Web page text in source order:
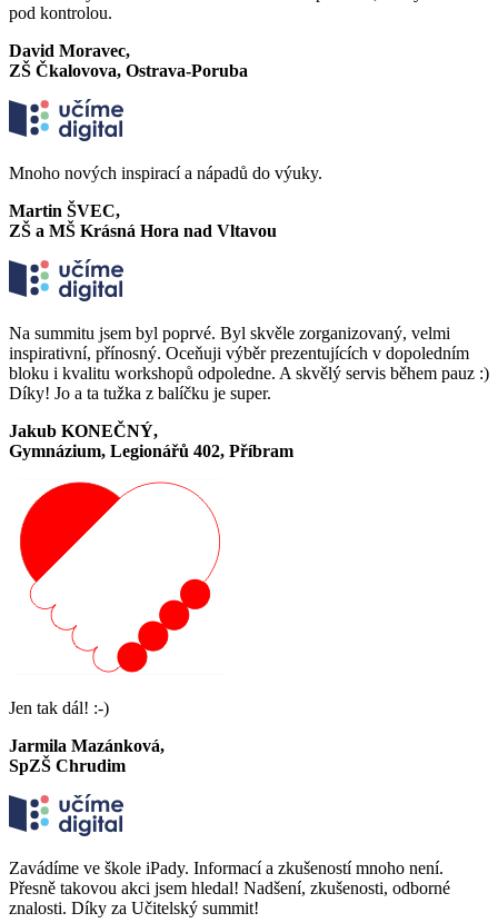
pod kontrolou.
David Moravec,
ZŠ Čkalovova, Ostrava-Poruba
Mnoho nových inspirací a nápadů do výuky.
Martin ŠVEC,
ZŠ a MŠ Krásná Hora nad Vltavou
Na summitu jsem byl poprvé. Byl skvěle zorganizovaný, velmi
inspirativní, přínosný. Oceňuji výběr prezentujících v dopoledním
bloku i kvalitu workshopů odpoledne. A skvělý servis během pauz :)
Díky! Jo a ta tužka z balíčku je super.
Jakub KONEČNÝ,
Gymnázium, Legionářů 402, Příbram
Jen tak dál! :-)
Jarmila Mazánková,
SpZŠ Chrudim
Zavádíme ve škole iPady. Informací a zkušeností mnoho není.
Přesně takovou akci jsem hledal! Nadšení, zkušenosti, odborné
znalosti. Díky za Učitelský summit!